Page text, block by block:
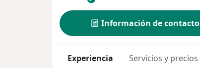
Información de contacto
Experiencia Servicios y precios